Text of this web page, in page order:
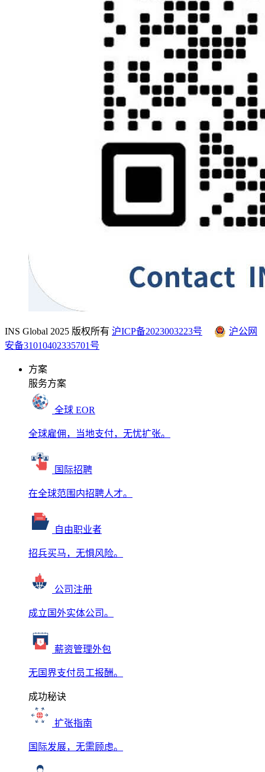
INS Global 2025 版权所有 沪ICP备2023003223号
沪公网
安备31010402335701号
方案
服务方案
全球 EOR
全球雇佣，当地支付，无忧扩张。
国际招聘
在全球范围内招聘人才。
自由职业者
招兵买马，无惧风险。
公司注册
成立国外实体公司。
薪资管理外包
无国界支付员工报酬。
成功秘诀
扩张指南
国际发展，无需顾虑。